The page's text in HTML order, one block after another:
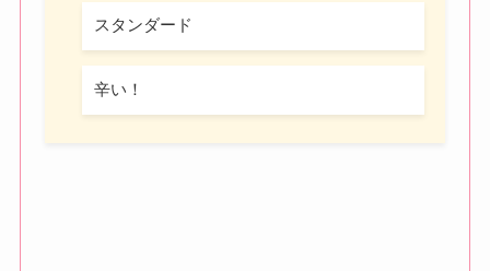
スタンダード
辛い！